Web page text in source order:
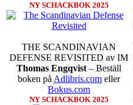
NY SCHACKBOK 2025
THE SCANDINAVIAN
DEFENSE REVISITED av IM
Thomas Engqvist – Beställ
boken på Adlibris.com eller
Bokus.com
NY SCHACKBOK 2025